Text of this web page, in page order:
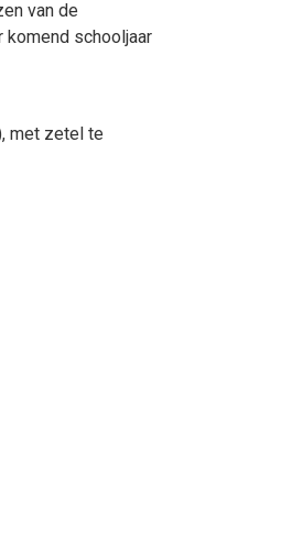
van de
komend schooljaar
met zetel te